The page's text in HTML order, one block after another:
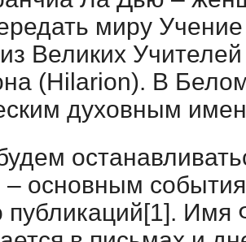
миру
Великих
(Hilarion). В
духовным
основным
публикаций[1].